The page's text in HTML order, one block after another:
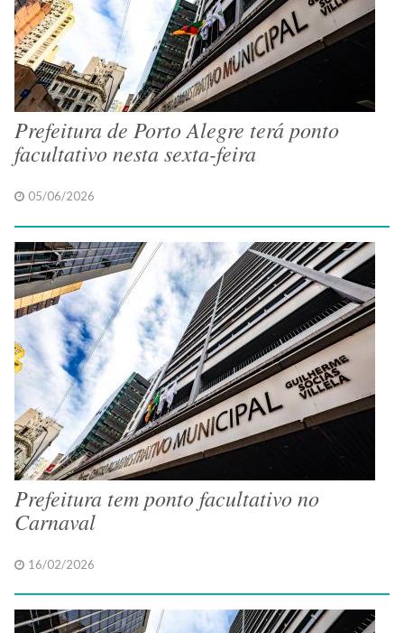
Prefeitura de Porto Alegre terá ponto
facultativo nesta sexta-feira
05/06/2026
Prefeitura tem ponto facultativo no
Carnaval
16/02/2026